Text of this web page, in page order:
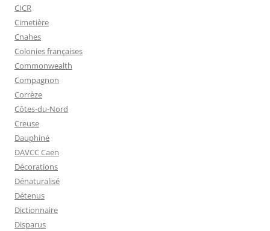
CICR
Cimetière
Cnahes
Colonies françaises
Commonwealth
Compagnon
Corrèze
Côtes-du-Nord
Creuse
Dauphiné
DAVCC Caen
Décorations
Dénaturalisé
Détenus
Dictionnaire
Disparus